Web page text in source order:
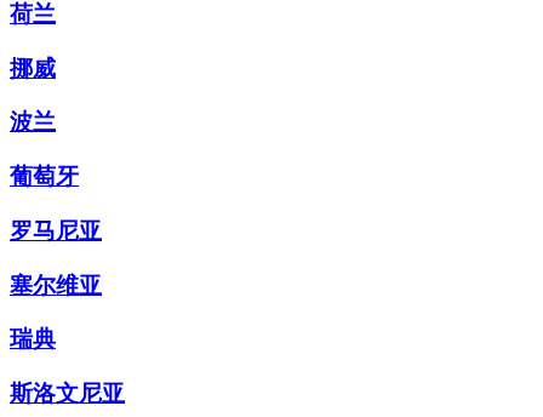
荷兰
挪威
波兰
葡萄牙
罗马尼亚
塞尔维亚
瑞典
斯洛文尼亚